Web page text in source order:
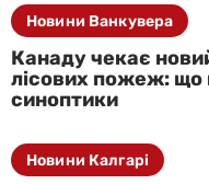
Канаду чекає
лісових пожеж: що
синоптики
Новини Ванкувера
Новини Калгарі